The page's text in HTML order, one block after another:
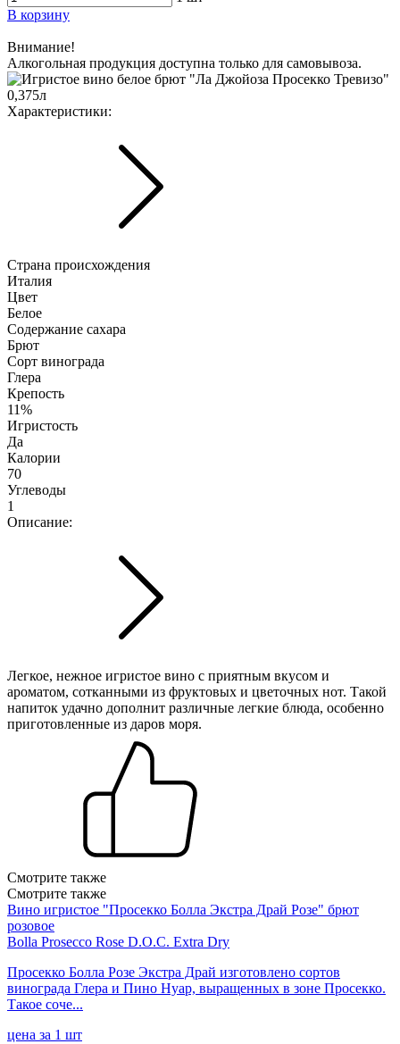
В корзину
Внимание!
Алкогольная продукция доступна только для самовывоза.
Характериcтики:
Страна происхождения
Италия
Цвет
Белое
Содержание сахара
Брют
Сорт винограда
Глера
Крепость
11%
Игристость
Да
Калории
70
Углеводы
1
Описание:
Легкое, нежное игристое вино с приятным вкусом и
ароматом, сотканными из фруктовых и цветочных нот. Такой
напиток удачно дополнит различные легкие блюда, особенно
приготовленные из даров моря.
Смотрите также
Смотрите также
Вино игристое "Просекко Болла Экстра Драй Розе" брют
розовое
Bolla Prosecco Rose D.O.C. Extra Dry
Просекко Болла Розе Экстра Драй изготовлено сортов
винограда Глера и Пино Нуар, выращенных в зоне Просекко.
Такое соче...
цена за 1 шт